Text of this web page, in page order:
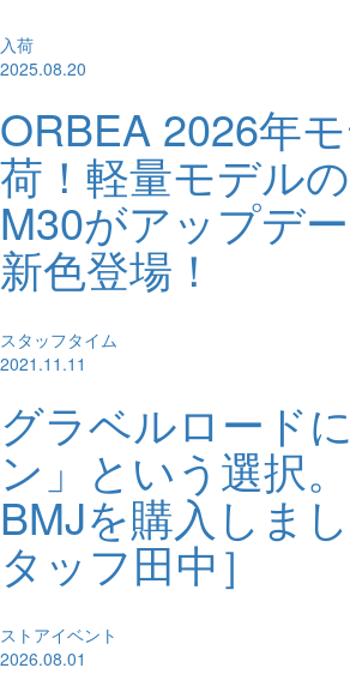
入荷
2025.08.20
ORBEA 2026年
荷！軽量モデル
M30がアップデー
新色登場！
スタッフタイム
2021.11.11
グラベルロード
ン」という選択
BMJを購入しま
タッフ田中］
ストアイベント
2026.08.01